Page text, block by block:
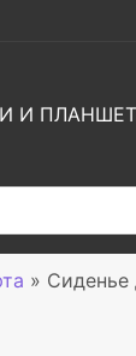
И
» Сиденье